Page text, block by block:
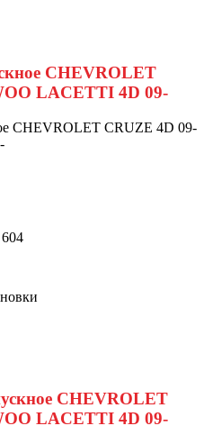
CHEVROLET
LACETTI 4D 09-
CHEVROLET
LACETTI 4D 09-